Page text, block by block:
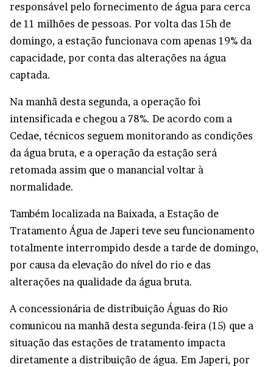
responsável pelo fornecimento de água para cerca
de 11 milhões de pessoas. Por volta das 15h de
domingo, a estação funcionava com apenas 19% da
capacidade, por conta das alterações na água
captada.
Na manhã desta segunda, a operação foi
intensificada e chegou a 78%. De acordo com a
Cedae, técnicos seguem monitorando as condições
da água bruta, e a operação da estação será
retomada assim que o manancial voltar à
normalidade.
Também localizada na Baixada, a Estação de
Tratamento Água de Japeri teve seu funcionamento
totalmente interrompido desde a tarde de domingo,
por causa da elevação do nível do rio e das
alterações na qualidade da água bruta.
A concessionária de distribuição Águas do Rio
comunicou na manhã desta segunda-feira (15) que a
situação das estações de tratamento impacta
diretamente a distribuição de água. Em Japeri, por